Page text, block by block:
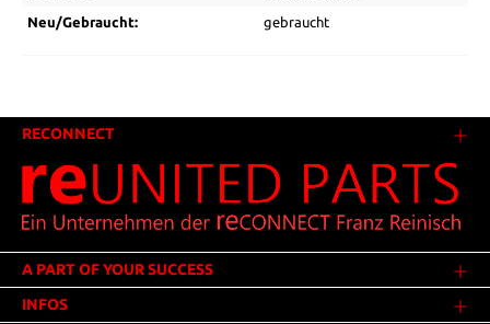
Neu/Gebraucht: gebraucht
RECONNECT
A PART OF YOUR SUCCESS
INFOS